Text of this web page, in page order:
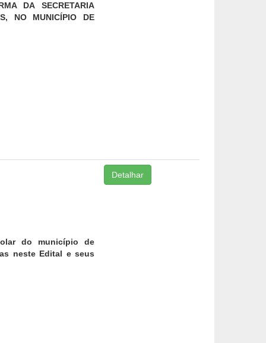
DA SECRETARIA
NO MUNICÍPIO DE
do município de
neste Edital e seus
Detalhar